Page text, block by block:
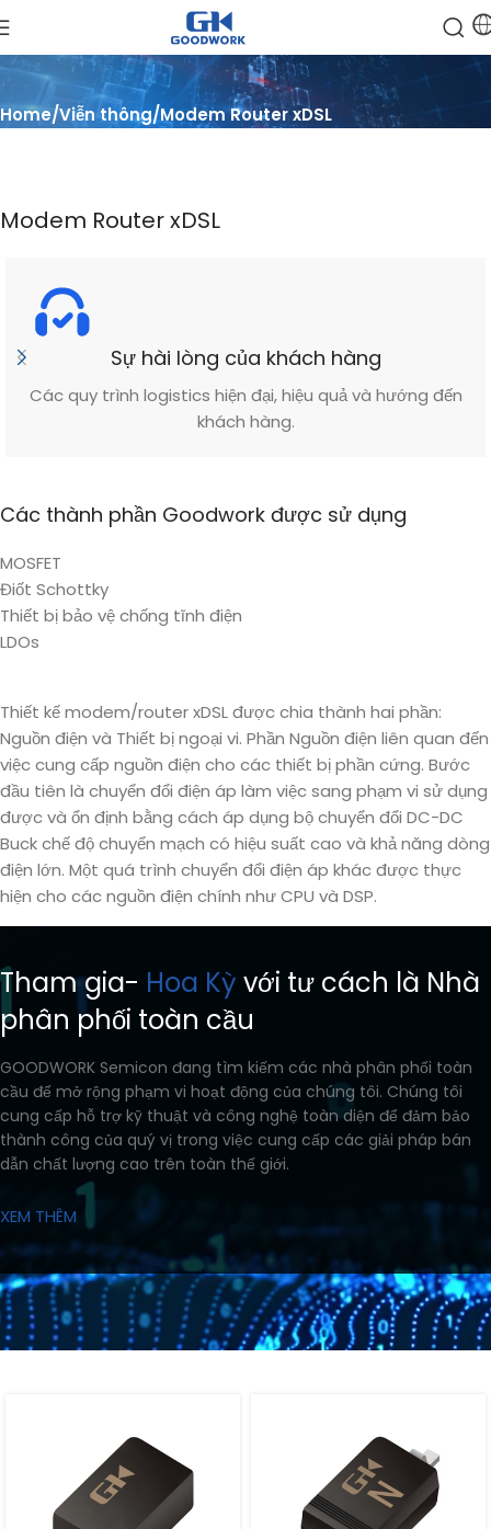
Home Viễn thông Modem Router xDSL
Modem Router xDSL
Sự hài lòng của khách hàng
Các quy trình logistics hiện đại, hiệu quả và hướng đến
khách hàng.
Các thành phần Goodwork được sử dụng
MOSFET
Điốt Schottky
Thiết bị bảo vệ chống tĩnh điện
LDOs
Thiết kế modem/router xDSL được chia thành hai phần:
Nguồn điện và Thiết bị ngoại vi. Phần Nguồn điện liên quan đến
việc cung cấp nguồn điện cho các thiết bị phần cứng. Bước
đầu tiên là chuyển đổi điện áp làm việc sang phạm vi sử dụng
được và ổn định bằng cách áp dụng bộ chuyển đổi DC-DC
Buck chế độ chuyển mạch có hiệu suất cao và khả năng dòng
điện lớn. Một quá trình chuyển đổi điện áp khác được thực
hiện cho các nguồn điện chính như CPU và DSP.
Tham gia- Hoa Kỳ với tư cách là Nhà
phân phối toàn cầu
GOODWORK Semicon đang tìm kiếm các nhà phân phối toàn
cầu để mở rộng phạm vi hoạt động của chúng tôi. Chúng tôi
cung cấp hỗ trợ kỹ thuật và công nghệ toàn diện để đảm bảo
thành công của quý vị trong việc cung cấp các giải pháp bán
dẫn chất lượng cao trên toàn thế giới.
XEM THÊM